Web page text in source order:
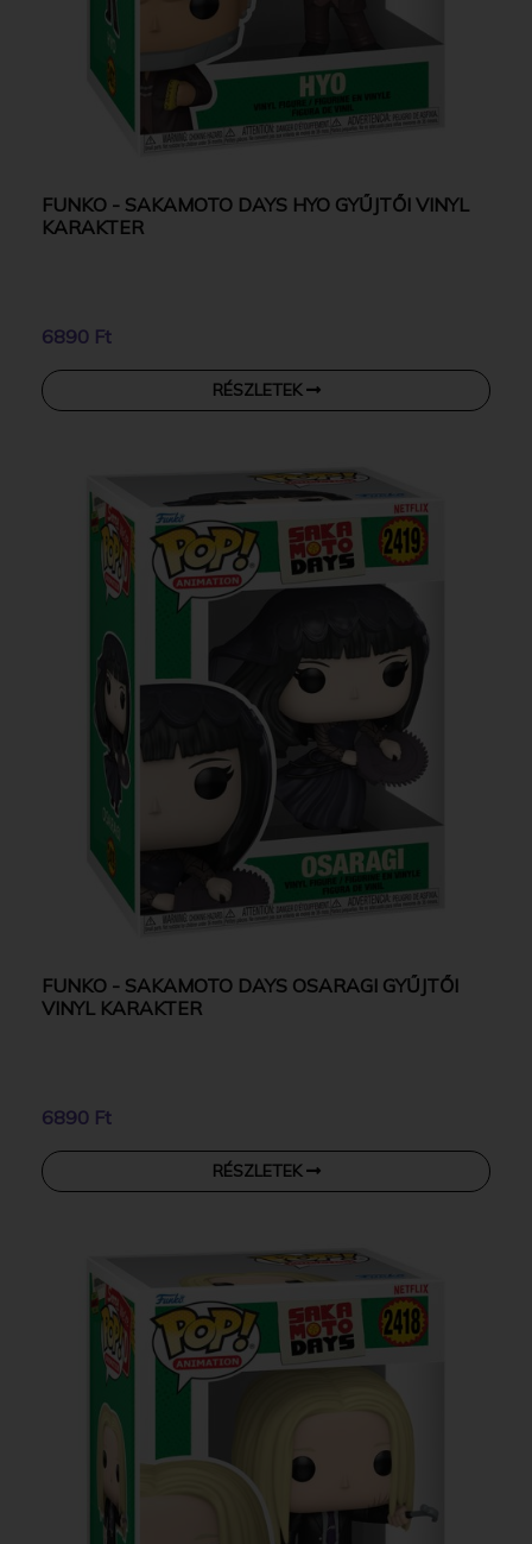
FUNKO - SAKAMOTO DAYS HYO GYŰJTŐI VINYL
KARAKTER
6890 Ft
RÉSZLETEK
FUNKO - SAKAMOTO DAYS OSARAGI GYŰJTŐI
VINYL KARAKTER
6890 Ft
RÉSZLETEK